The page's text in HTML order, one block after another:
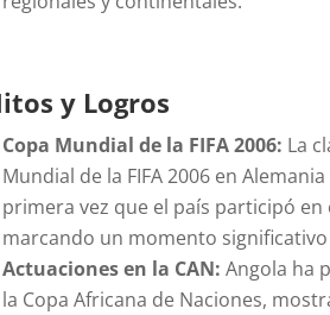
y Logros
Copa Mundial de la FIFA 2006: La
Mundial de la FIFA 2006 en
primera vez que el país participó
marcando un momento
Actuaciones en la CAN: Angola ha
la Copa Africana de Naciones,